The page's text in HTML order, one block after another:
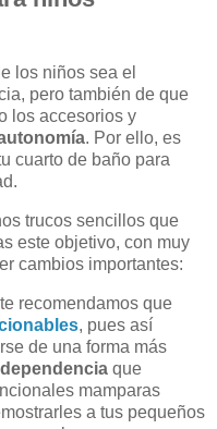
los niños sea el
pero también de que
los accesorios y
. Por ello, es
cuarto de baño para
trucos sencillos que
este objetivo, con muy
cambios importantes:
recomendamos que
, pues así
de una forma más
que
mamparas
a tus pequeños